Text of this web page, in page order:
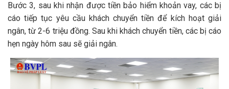
Bước 3, sau khi nhận được tiền bảo hiểm khoản vay, các bị
cáo tiếp tục yêu cầu khách chuyển tiền để kích hoạt giải
ngân, từ 2-6 triệu đồng. Sau khi khách chuyển tiền, các bị cáo
hẹn ngày hôm sau sẽ giải ngân.